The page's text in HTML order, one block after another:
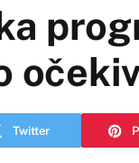
Twitter